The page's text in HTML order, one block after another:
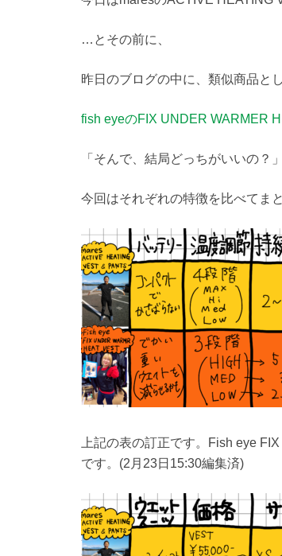
…とその前に、
昨日のブログの中に、類似商品と
fish eyeのFIX UNDER WARMER
「そんで、結局どっちがいいの？
今回はそれぞれの特徴を比べてま
上記の表の訂正です。Fish eye
です。(2月23日15:30編集済)